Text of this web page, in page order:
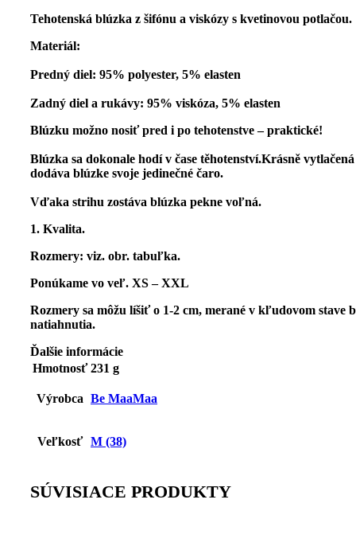
M
Tehotenská blúzka z šifónu a viskózy s kvetinovou potlačou.
Materiál:
Predný diel: 95% polyester, 5% elasten
Zadný diel a rukávy: 95% viskóza, 5% elasten
Blúzku možno nosiť pred i po tehotenstve – praktické!
Blúzka sa dokonale hodí v čase těhotenství.Krásně
dodáva blúzke svoje jedinečné čaro.
Vďaka strihu zostáva blúzka pekne voľná.
1. Kvalita.
Rozmery: viz. obr. tabuľka.
Ponúkame vo veľ. XS – XXL
Rozmery sa môžu líšiť o 1-2 cm, merané v kľudovom stave
natiahnutia.
Ďalšie informácie
Hmotnosť 231 g
Výrobca Be MaaMaa
Veľkosť M (38)
SÚVISIACE PRODUKTY